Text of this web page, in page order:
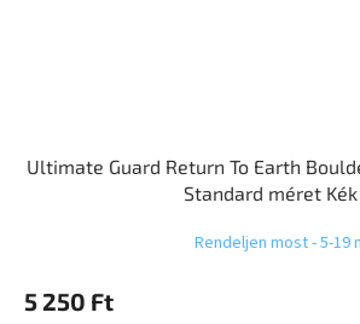
Ultimate Guard Return To Earth
Standard méret Kék
Rendeljen most - 5-
5 250 Ft